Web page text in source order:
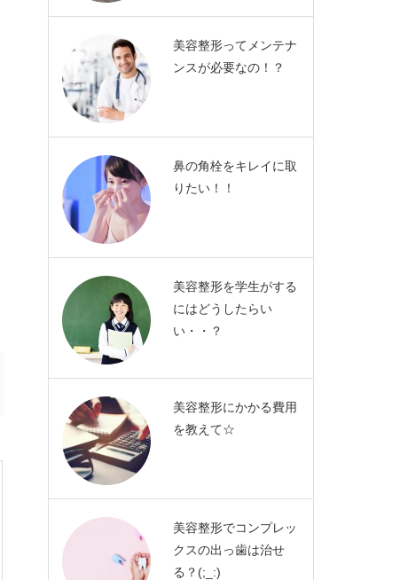
美容整形ってメンテナ
ンスが必要なの！？
鼻の角栓をキレイに取
りたい！！
美容整形を学生がする
にはどうしたらい
い・・？
美容整形にかかる費用
を教えて☆
美容整形でコンプレッ
クスの出っ歯は治せ
る？(;_:)